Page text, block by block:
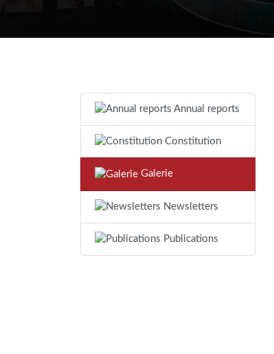
Annual reports
Constitution
Galerie
Newsletters
Publications